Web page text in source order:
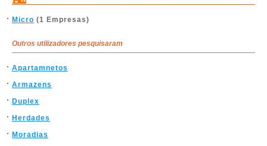
Micro (1 Empresas)
Outros utilizadores pesquisaram
Apartamnetos
Armazens
Duplex
Herdades
Moradias